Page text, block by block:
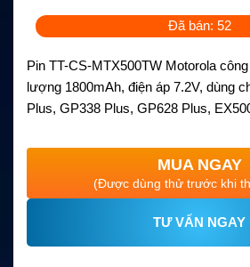
Đã bán: 52
Pin TT-CS-MTX500TW Motorola
lượng 1800mAh, điện áp 7.2V, dùng
Plus, GP338 Plus, GP628 Plus,
MUA NGAY
(Được dùng thử trước khi
TƯ VẤN NGAY